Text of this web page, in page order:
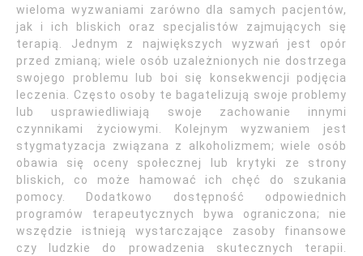
wieloma wyzwaniami zarówno dla samych pacjentów,
jak i ich bliskich oraz specjalistów zajmujących się
terapią. Jednym z największych wyzwań jest opór
przed zmianą; wiele osób uzależnionych nie dostrzega
swojego problemu lub boi się konsekwencji podjęcia
leczenia. Często osoby te bagatelizują swoje problemy
lub usprawiedliwiają swoje zachowanie innymi
czynnikami życiowymi. Kolejnym wyzwaniem jest
stygmatyzacja związana z alkoholizmem; wiele osób
obawia się oceny społecznej lub krytyki ze strony
bliskich, co może hamować ich chęć do szukania
pomocy. Dodatkowo dostępność odpowiednich
programów terapeutycznych bywa ograniczona; nie
wszędzie istnieją wystarczające zasoby finansowe
czy ludzkie do prowadzenia skutecznych terapii.